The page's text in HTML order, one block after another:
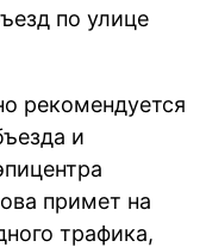
по улице
рекомендуется
и
примет на
трафика,